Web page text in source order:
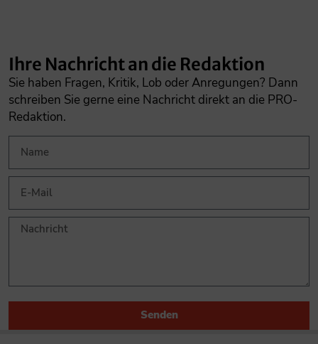
Ihre Nachricht an die Redaktion
Sie haben Fragen, Kritik, Lob oder Anregungen? Dann
schreiben Sie gerne eine Nachricht direkt an die PRO-
Redaktion.
Senden